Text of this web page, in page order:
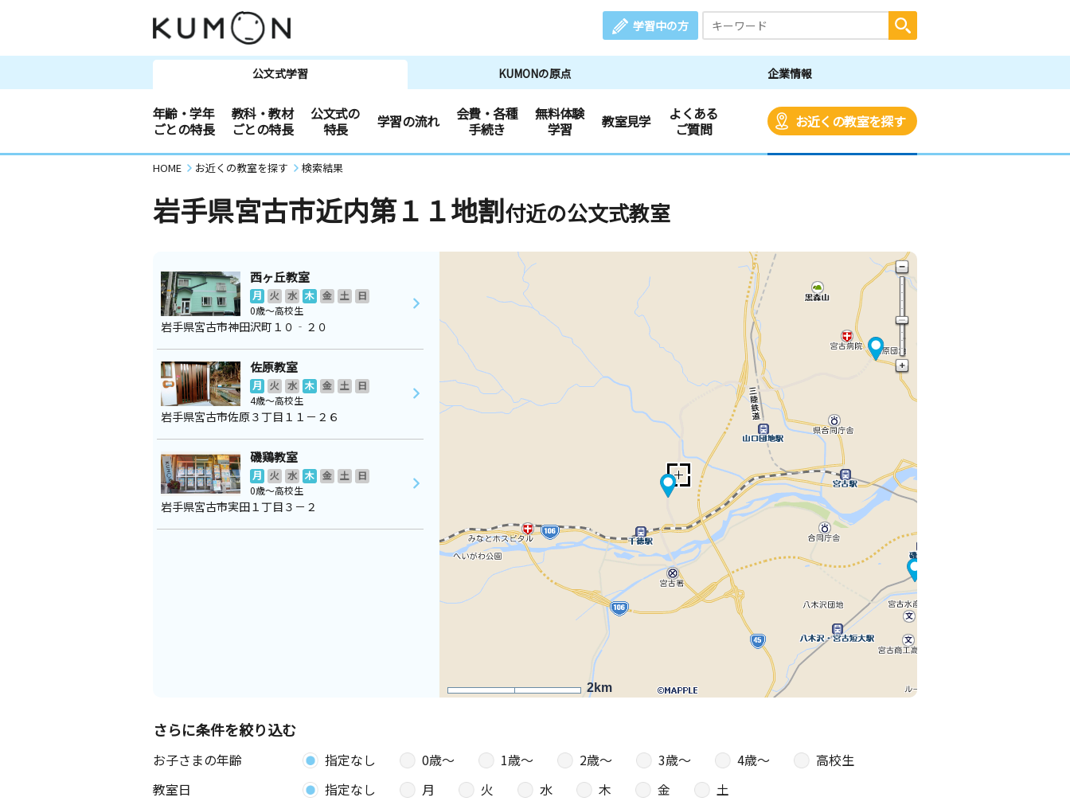
学習中の方
公文式学習 KUMONの原点 企業情報
年齢・学年
ごとの特長
教科・教材
ごとの特長
公文式の
特長
学習の流れ
会費・各種
手続き
無料体験
学習
教室見学
よくある
ご質問
お近くの教室を探す
HOME お近くの教室を探す 検索結果
岩手県宮古市近内第１１地割付近の公文式教室
2km
西ヶ丘教室
月 火 水 木 金 土
日
0歳～高校生
岩手県宮古市神田沢町１０‐２０
佐原教室
月 火 水 木 金 土
日
4歳～高校生
岩手県宮古市佐原３丁目１１－２６
磯鶏教室
月 火 水 木 金 土
日
0歳～高校生
岩手県宮古市実田１丁目３－２
さらに条件を絞り込む
お子さまの年齢 指定なし 0歳〜 1歳〜 2歳〜 3歳〜 4歳〜
高校生
教室日
指定なし 月 火 水 木 金
土